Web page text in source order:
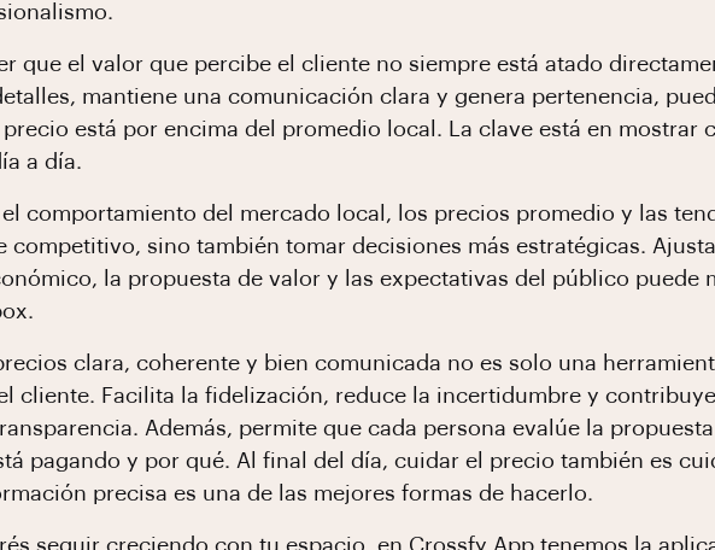
que el valor que percibe el cliente no siempre está atado
mantiene una comunicación clara y genera pertenencia,
está por encima del promedio local. La clave está en mostrar
a día.
comportamiento del mercado local, los precios promedio y las
competitivo, sino también tomar decisiones más estratégicas.
la propuesta de valor y las expectativas del público puede
clara, coherente y bien comunicada no es solo una
cliente. Facilita la fidelización, reduce la incertidumbre y
Además, permite que cada persona evalúe la
pagando y por qué. Al final del día, cuidar el precio también es
precisa es una de las mejores formas de hacerlo.
seguir creciendo con tu espacio, en Crossfy App tenemos la